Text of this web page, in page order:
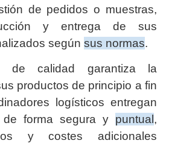
de pedidos o muestras,
y entrega de sus
según sus normas.
de calidad garantiza la
productos de principio a fin
logísticos entregan
de forma segura y puntual ,
y costes adicionales